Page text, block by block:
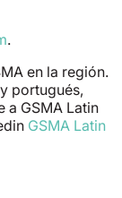
.
en la región.
portugués,
a GSMA Latin
GSMA Latin